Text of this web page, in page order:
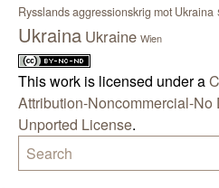
Rysslands aggressionskrig mot Ukraina
Ukraina Ukraine Wien
This work is licensed under a
Attribution-Noncommercial-No
Unported License.